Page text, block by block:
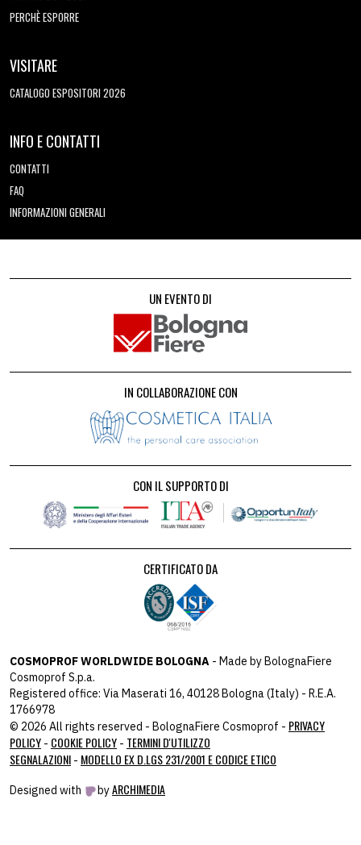
PERCHÈ ESPORRE
VISITARE
CATALOGO ESPOSITORI 2026
INFO E CONTATTI
CONTATTI
FAQ
INFORMAZIONI GENERALI
UN EVENTO DI
IN COLLABORAZIONE CON
CON IL SUPPORTO DI
CERTIFICATO DA
COSMOPROF WORLDWIDE BOLOGNA - Made by BolognaFiere
Cosmoprof S.p.a.
Registered office: Via Maserati 16, 40128 Bologna (Italy) - R.E.A.
1766978
© 2026 All rights reserved - BolognaFiere Cosmoprof - PRIVACY
POLICY - COOKIE POLICY - TERMINI D'UTILIZZO
SEGNALAZIONI - MODELLO EX D.LGS 231/2001 E CODICE ETICO
Designed with byARCHIMEDIA